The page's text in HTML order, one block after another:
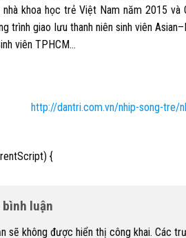
khoa học trẻ Việt Nam năm 2015
trình giao lưu thanh niên sinh viên
viên TPHCM…
http://dantri.com.vn/nhip-song-tre/
{
luận
sẽ không được hiển thị công khai. Các